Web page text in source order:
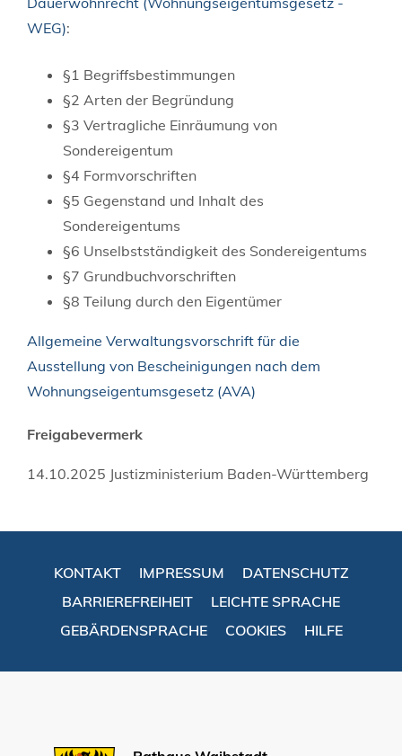
WEG):
§1 Begriffsbestimmungen
§2 Arten der Begründung
§3 Vertragliche Einräumung von
Sondereigentum
§4 Formvorschriften
§5 Gegenstand und Inhalt des
Sondereigentums
§6 Unselbstständigkeit des Sondereigentums
§7 Grundbuchvorschriften
§8 Teilung durch den Eigentümer
Allgemeine Verwaltungsvorschrift für die
Ausstellung von Bescheinigungen nach dem
Wohnungseigentumsgesetz (AVA)
Freigabevermerk
14.10.2025 Justizministerium Baden-Württemberg
KONTAKT IMPRESSUM
DATENSCHUTZ
BARRIEREFREIHEIT
LEICHTE SPRACHE
GEBÄRDENSPRACHE
COOKIES HILFE